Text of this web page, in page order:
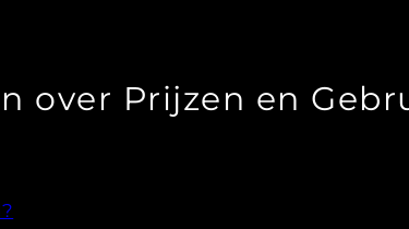
over Prijzen en